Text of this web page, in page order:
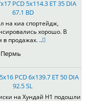
PCD 5x114.3 ET 35 DIA
67.1 BD
на киа спортейдж,
хорошо. В
в продажах. ..
Пермь
PCD 6x139.7 ET 50 DIA
92.5 SL
на Хундай H1 подошли